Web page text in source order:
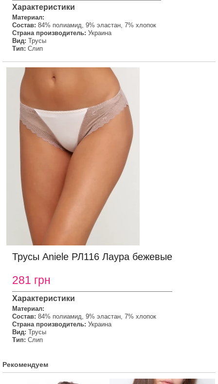
Характеристики
Материал:
Состав: 84% полиамид, 9% эластан, 7% хлопок
Страна производитель: Украина
Вид: Трусы
Тип: Слип
Трусы Aniele РЛ116 Лаура бежевые
281 грн
Характеристики
Материал:
Состав: 84% полиамид, 9% эластан, 7% хлопок
Страна производитель: Украина
Вид: Трусы
Тип: Слип
Рекомендуем